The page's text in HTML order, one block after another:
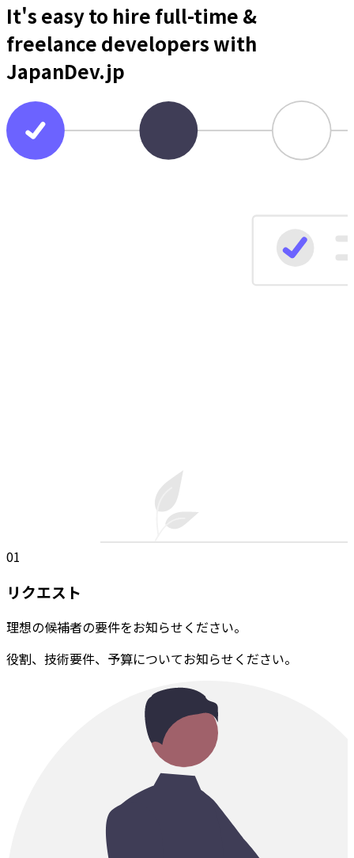
It's easy to hire full-time &
freelance developerswith
JapanDev.jp
01
リクエスト
理想の候補者の要件をお知らせください。
役割、技術要件、予算についてお知らせください。